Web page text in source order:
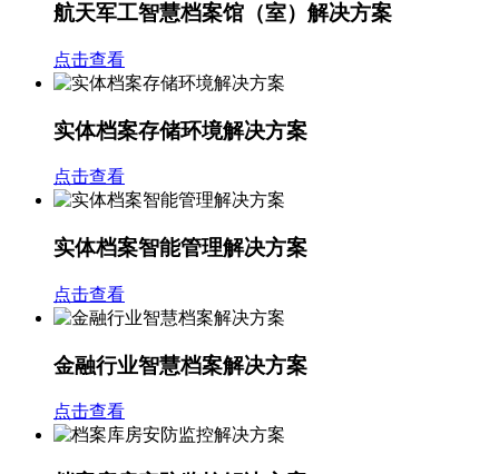
航天军工智慧档案馆（室）解决方案
点击查看
实体档案存储环境解决方案
点击查看
实体档案智能管理解决方案
点击查看
金融行业智慧档案解决方案
点击查看